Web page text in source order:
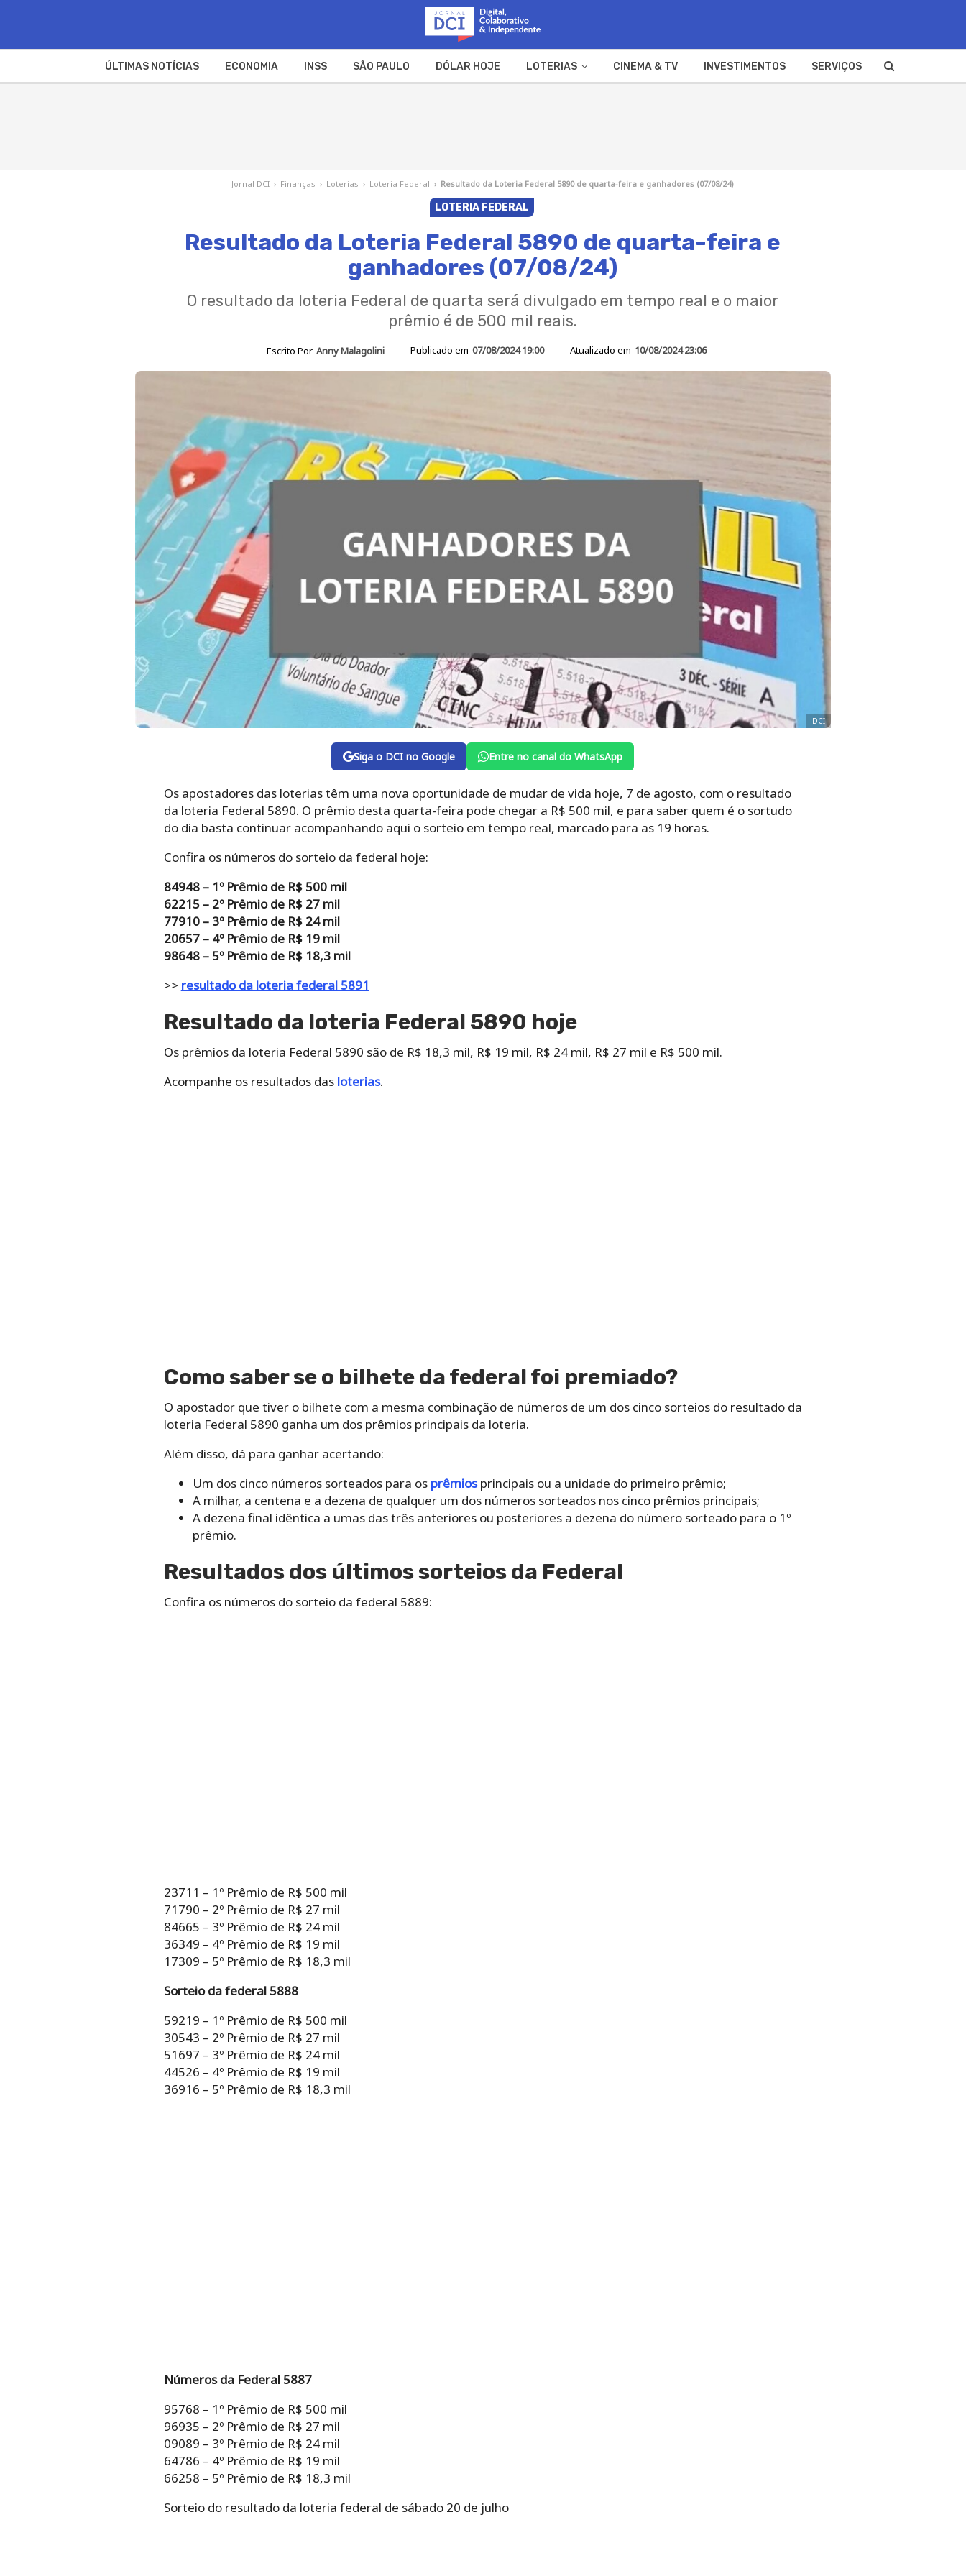
ÚLTIMAS NOTÍCIAS ECONOMIA INSS SÃO PAULO DÓLAR HOJE LOTERIAS CINEMA & TV INVESTIMENTOS SERVIÇOS
Jornal DCI › Finanças › Loterias › Loteria Federal › Resultado da Loteria Federal 5890 de quarta-feira e ganhadores (07/08/24)
LOTERIA FEDERAL
Resultado da Loteria Federal 5890 de quarta-feira e
ganhadores (07/08/24)
O resultado da loteria Federal de quarta será divulgado em tempo real e o maior
prêmio é de 500 mil reais.
Escrito Por Anny Malagolini Publicado em 07/08/2024 19:00 Atualizado em 10/08/2024 23:06
DCI
Siga o DCI no Google Entre no canal do WhatsApp
Os apostadores das loterias têm uma nova oportunidade de mudar de vida hoje, 7 de agosto, com o resultado
da loteria Federal 5890. O prêmio desta quarta-feira pode chegar a R$ 500 mil, e para saber quem é o sortudo
do dia basta continuar acompanhando aqui o sorteio em tempo real, marcado para as 19 horas.
Confira os números do sorteio da federal hoje:
84948 – 1º Prêmio de R$ 500 mil
62215 – 2º Prêmio de R$ 27 mil
77910 – 3º Prêmio de R$ 24 mil
20657 – 4º Prêmio de R$ 19 mil
98648 – 5º Prêmio de R$ 18,3 mil
>> resultado da loteria federal 5891
Resultado da loteria Federal 5890 hoje
Os prêmios da loteria Federal 5890 são de R$ 18,3 mil, R$ 19 mil, R$ 24 mil, R$ 27 mil e R$ 500 mil.
Acompanhe os resultados das loterias.
Como saber se o bilhete da federal foi premiado?
O apostador que tiver o bilhete com a mesma combinação de números de um dos cinco sorteios do resultado da
loteria Federal 5890 ganha um dos prêmios principais da loteria.
Além disso, dá para ganhar acertando:
Um dos cinco números sorteados para os prêmiosprincipais ou a unidade do primeiro prêmio;
A milhar, a centena e a dezena de qualquer um dos números sorteados nos cinco prêmios principais;
A dezena final idêntica a umas das três anteriores ou posteriores a dezena do número sorteado para o 1º
prêmio.
Resultados dos últimos sorteios da Federal
Confira os números do sorteio da federal 5889:
23711 – 1º Prêmio de R$ 500 mil
71790 – 2º Prêmio de R$ 27 mil
84665 – 3º Prêmio de R$ 24 mil
36349 – 4º Prêmio de R$ 19 mil
17309 – 5º Prêmio de R$ 18,3 mil
Sorteio da federal 5888
59219 – 1º Prêmio de R$ 500 mil
30543 – 2º Prêmio de R$ 27 mil
51697 – 3º Prêmio de R$ 24 mil
44526 – 4º Prêmio de R$ 19 mil
36916 – 5º Prêmio de R$ 18,3 mil
Números da Federal 5887
95768 – 1º Prêmio de R$ 500 mil
96935 – 2º Prêmio de R$ 27 mil
09089 – 3º Prêmio de R$ 24 mil
64786 – 4º Prêmio de R$ 19 mil
66258 – 5º Prêmio de R$ 18,3 mil
Sorteio do resultado da loteria federal de sábado 20 de julho